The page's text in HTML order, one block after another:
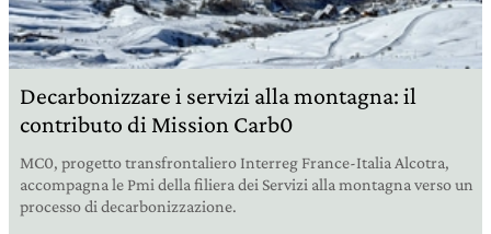
Decarbonizzare i servizi alla montagna: il
contributo di Mission Carb0
MC0, progetto transfrontaliero Interreg France-Italia Alcotra,
accompagna le Pmi della filiera dei Servizi alla montagna verso un
processo di decarbonizzazione.